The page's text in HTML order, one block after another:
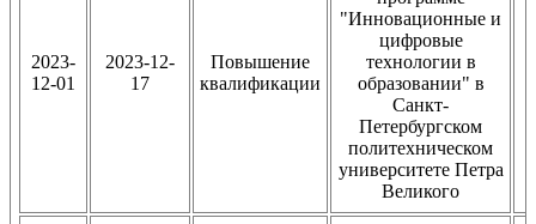
2023-
12-01
2023-12-
17
Повышение
квалификации
"Инновационные и
цифровые
технологии в
образовании" в
Санкт-
Петербургском
политехническом
университете Петра
Великого